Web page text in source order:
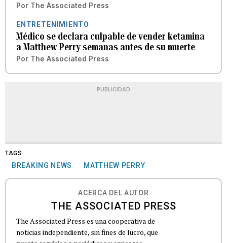
Por The Associated Press
ENTRETENIMIENTO
Médico se declara culpable de vender ketamina
a Matthew Perry semanas antes de su muerte
Por The Associated Press
PUBLICIDAD
TAGS
BREAKING NEWS MATTHEW PERRY
ACERCA DEL AUTOR
THE ASSOCIATED PRESS
The Associated Press es una cooperativa de
noticias independiente, sin fines de lucro, que